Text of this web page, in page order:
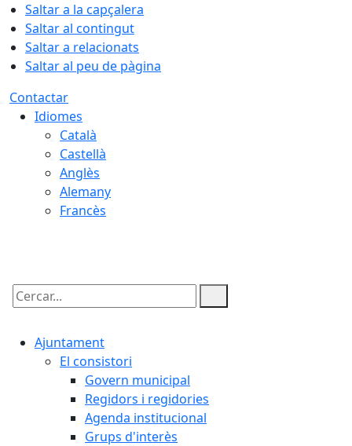
Saltar a la capçalera
Saltar al contingut
Saltar a relacionats
Saltar al peu de pàgina
Contactar
Idiomes
Català
Castellà
Anglès
Alemany
Francès
Cercar:
Ajuntament
El consistori
Govern municipal
Regidors i regidories
Agenda institucional
Grups d'interès